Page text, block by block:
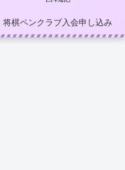
将棋ペンクラブ入会申し込み